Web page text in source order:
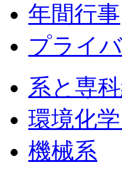
年間行事
プライ
系と専
環境化
機械系